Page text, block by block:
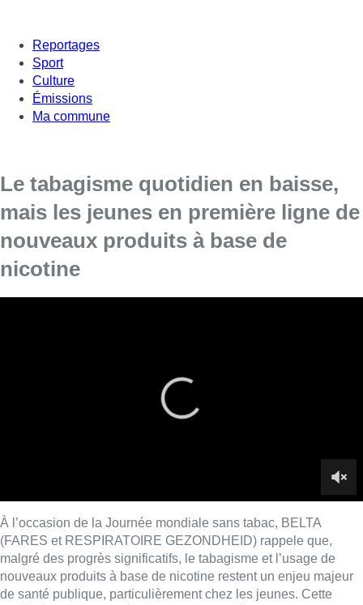
Reportages
Sport
Culture
Émissions
Ma commune
Le tabagisme quotidien en baisse,
mais les jeunes en première ligne de
nouveaux produits à base de
nicotine
de santé publique, particulièrement chez les jeunes. Cette
année, les deux organisations ont proposé une campagne
locale de communication autour des bénéfices à l’arrêt du
(nicopouches) constitue aujourd’hui un défi majeur en termes
de santé publique. L’usage des e-cigarettes augmente
fortement chez les jeunes de 15 à 20 ans, notamment les
vapes jetables.
On en parle dans Bonjour Bruxelles avec Elise Willame, du
Fares.